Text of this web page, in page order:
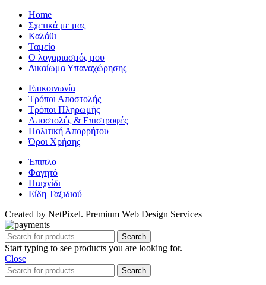
Home
Σχετικά με μας
Καλάθι
Ταμείο
Ο λογαριασμός μου
Δικαίωμα Υπαναχώρησης
Επικοινωνία
Τρόποι Αποστολής
Τρόποι Πληρωμής
Αποστολές & Επιστροφές
Πολιτική Απορρήτου
Όροι Χρήσης
Έπιπλο
Φαγητό
Παιχνίδι
Είδη Ταξιδιού
Created by NetPixel. Premium Web Design Services
Search
Start typing to see products you are looking for.
Close
Search